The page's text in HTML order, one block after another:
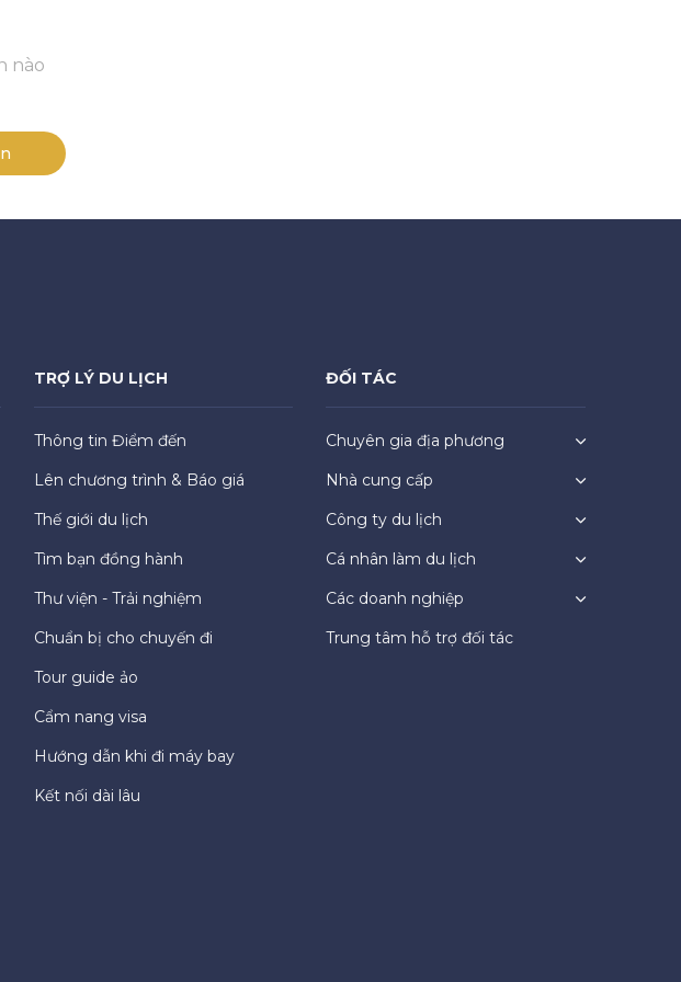
nào
TRỢ LÝ DU LỊCH
Thông tin Điểm đến
Lên chương trình & Báo giá
Thế giới du lịch
Tìm bạn đồng hành
Thư viện - Trải nghiệm
Chuẩn bị cho chuyến đi
Tour guide ảo
Cẩm nang visa
Hướng dẫn khi đi máy bay
Kết nối dài lâu
ĐỐI TÁC
Chuyên gia địa phương
Nhà cung cấp
Công ty du lịch
Cá nhân làm du lịch
Các doanh nghiệp
Trung tâm hỗ trợ đối tác